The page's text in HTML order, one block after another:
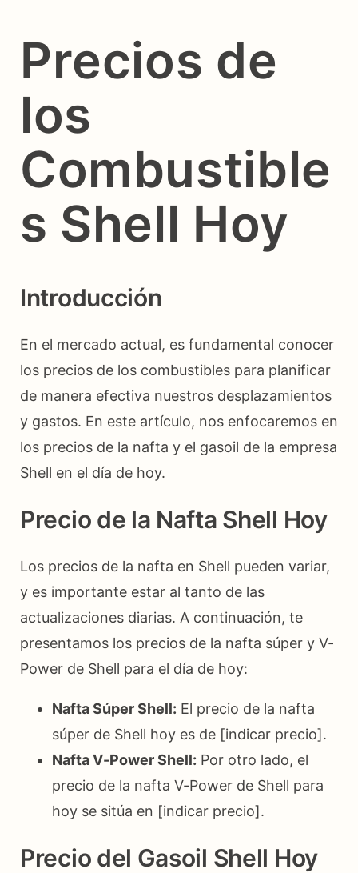
Precios de
los
Combustible
s Shell Hoy
Introducción
En el mercado actual, es fundamental conocer
los precios de los combustibles para planificar
de manera efectiva nuestros desplazamientos
y gastos. En este artículo, nos enfocaremos en
los precios de la nafta y el gasoil de la empresa
Shell en el día de hoy.
Precio de la Nafta Shell Hoy
Los precios de la nafta en Shell pueden variar,
y es importante estar al tanto de las
actualizaciones diarias. A continuación, te
presentamos los precios de la nafta súper y V-
Power de Shell para el día de hoy:
Nafta Súper Shell: El precio de la nafta
súper de Shell hoy es de [indicar precio].
Nafta V-Power Shell: Por otro lado, el
precio de la nafta V-Power de Shell para
hoy se sitúa en [indicar precio].
Precio del Gasoil Shell Hoy